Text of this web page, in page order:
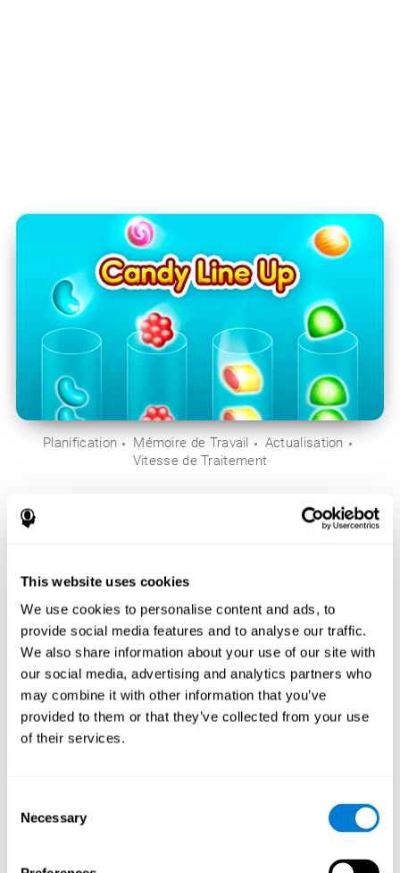
This website uses cookies
We use cookies to personalise content and ads, to
provide social media features and to analyse our traffic.
We also share information about your use of our site with
our social media, advertising and analytics partners who
may combine it with other information that you’ve
provided to them or that they’ve collected from your use
of their services.
Selection
Necessary
Planification Mémoire de Travail
Actualisation
Vitesse de Traitement